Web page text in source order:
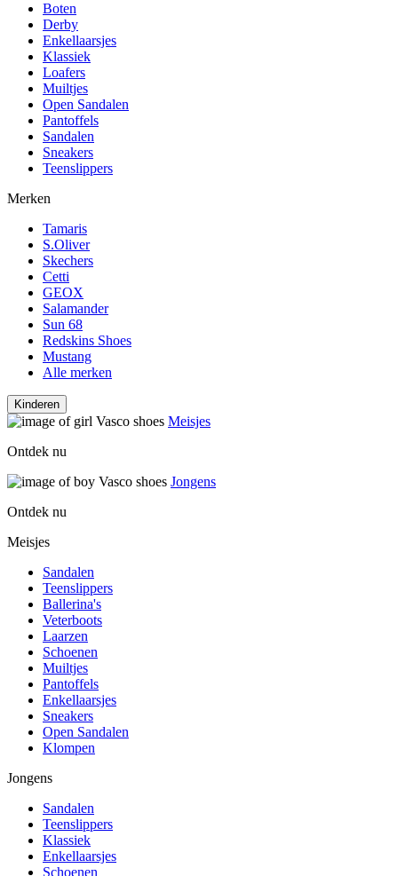
Boten
Derby
Enkellaarsjes
Klassiek
Loafers
Muiltjes
Open Sandalen
Pantoffels
Sandalen
Sneakers
Teenslippers
Merken
Tamaris
S.Oliver
Skechers
Cetti
GEOX
Salamander
Sun 68
Redskins Shoes
Mustang
Alle merken
Kinderen
Meisjes
Ontdek nu
Jongens
Ontdek nu
Meisjes
Sandalen
Teenslippers
Ballerina's
Veterboots
Laarzen
Schoenen
Muiltjes
Pantoffels
Enkellaarsjes
Sneakers
Open Sandalen
Klompen
Jongens
Sandalen
Teenslippers
Klassiek
Enkellaarsjes
Schoenen